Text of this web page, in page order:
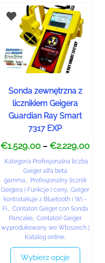
Sonda zewnętrzna z
licznikiem Geigera
Guardian Ray Smart
7317 EXP
€1.529,00 – €2.229,00
Kategoria Profesjonalna liczba
Geiger alfa beta
gamma., Profesjonalny licznik
Geigera | Funkcje i ceny, Geiger
kontratakuje z Bluetooth i Wi -
Fi., Contatori Geiger con Sonda
Pancake, Contatori Geiger
wyprodukowany we Włoszech |
Katalog online.
Wybierz opcje